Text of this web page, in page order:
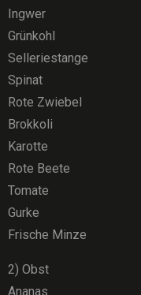
Ingwer
Grünkohl
Selleriestange
Spinat
Rote Zwiebel
Brokkoli
Karotte
Rote Beete
Tomate
Gurke
Frische Minze
2) Obst
Ananas